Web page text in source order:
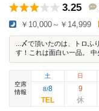
3.25
￥10,000～￥14,999
...〆で頂いたのは、トロふ
す！これは面白い一品。 中
空席
情報
土
8/8
日
9